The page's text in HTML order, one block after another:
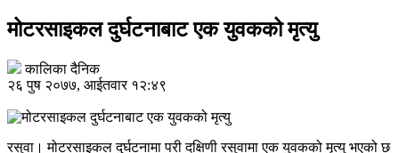
मोटरसाइकल दुर्घटनाबाट एक युवकको मृत्यु
कालिका दैनिक
२६ पुष २०७७, आईतवार १२:४९
रसुवा। मोटरसाइकल दुर्घटनामा परी दक्षिणी रसुवामा एक युवकको मृत्यु भएको छ